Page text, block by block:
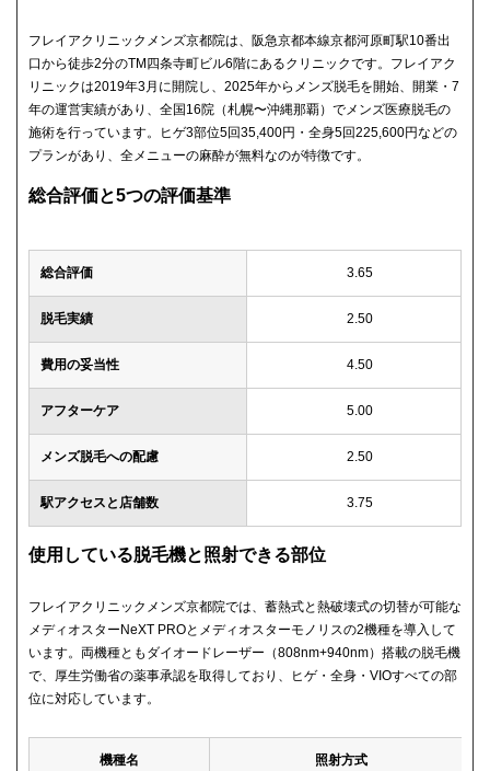
フレイアクリニックメンズ京都院は、阪急京都本線京都河原町駅10番出
口から徒歩2分のTM四条寺町ビル6階にあるクリニックです。フレイアク
リニックは2019年3月に開院し、2025年からメンズ脱毛を開始、開業・7
年の運営実績があり、全国16院（札幌〜沖縄那覇）でメンズ医療脱毛の
施術を行っています。ヒゲ3部位5回35,400円・全身5回225,600円などの
プランがあり、全メニューの麻酔が無料なのが特徴です。
総合評価と5つの評価基準
総合評価 3.65
脱毛実績 2.50
費用の妥当性 4.50
アフターケア 5.00
メンズ脱毛への配慮 2.50
駅アクセスと店舗数 3.75
使用している脱毛機と照射できる部位
フレイアクリニックメンズ京都院では、蓄熱式と熱破壊式の切替が可能な
メディオスターNeXT PROとメディオスターモノリスの2機種を導入して
います。両機種ともダイオードレーザー（808nm+940nm）搭載の脱毛機
で、厚生労働省の薬事承認を取得しており、ヒゲ・全身・VIOすべての部
位に対応しています。
機種名 照射方式